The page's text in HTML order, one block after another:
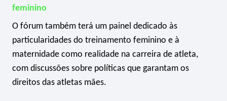
feminino
O fórum também terá um painel dedicado às
particularidades do treinamento feminino e à
maternidade como realidade na carreira de atleta,
com discussões sobre políticas que garantam os
direitos das atletas mães.